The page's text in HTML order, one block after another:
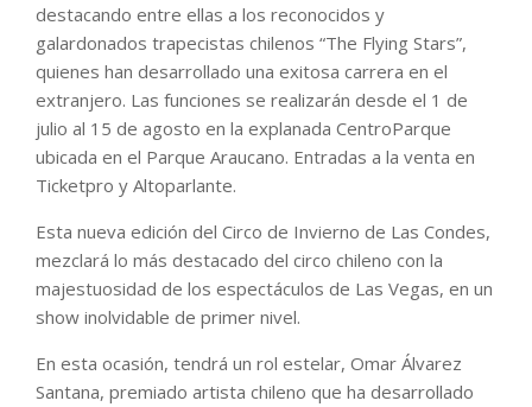
destacando entre ellas a los reconocidos y
galardonados trapecistas chilenos “The Flying Stars”,
quienes han desarrollado una exitosa carrera en el
extranjero. Las funciones se realizarán desde el 1 de
julio al 15 de agosto en la explanada CentroParque
ubicada en el Parque Araucano. Entradas a la venta en
Ticketpro y Altoparlante.
Esta nueva edición del Circo de Invierno de Las Condes,
mezclará lo más destacado del circo chileno con la
majestuosidad de los espectáculos de Las Vegas, en un
show inolvidable de primer nivel.
En esta ocasión, tendrá un rol estelar, Omar Álvarez
Santana, premiado artista chileno que ha desarrollado